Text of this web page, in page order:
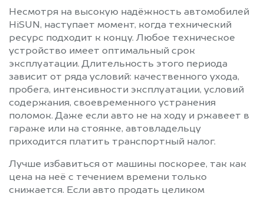
Несмотря на высокую надёжность автомобилей
HiSUN, наступает момент, когда технический
ресурс подходит к концу. Любое техническое
устройство имеет оптимальный срок
эксплуатации. Длительность этого периода
зависит от ряда условий: качественного ухода,
пробега, интенсивности эксплуатации, условий
содержания, своевременного устранения
поломок. Даже если авто не на ходу и ржавеет в
гараже или на стоянке, автовладельцу
приходится платить транспортный налог.
Лучше избавиться от машины поскорее, так как
цена на неё с течением времени только
снижается. Если авто продать целиком